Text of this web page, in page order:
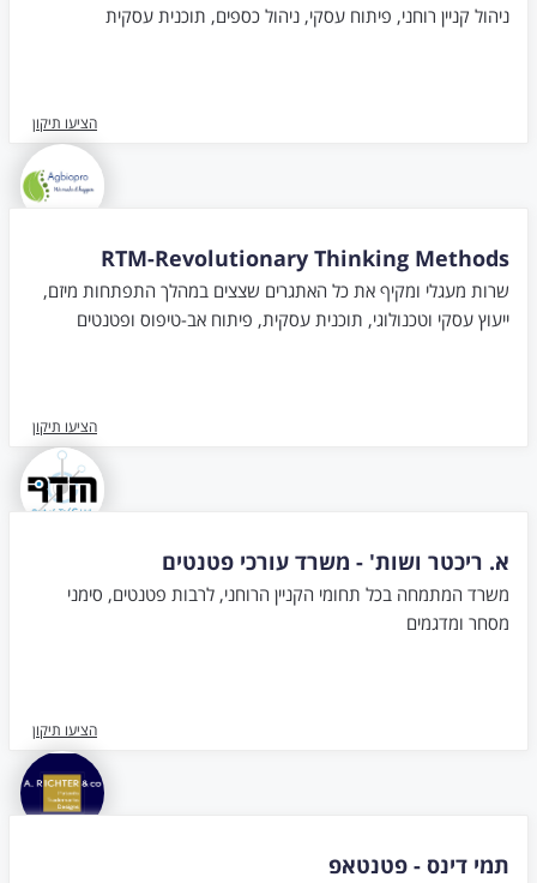
ניהול קניין רוחני, פיתוח עסקי, ניהול כספים, תוכנית עסקית
הציעו תיקון
RTM-Revolutionary Thinking Methods
שרות מעגלי ומקיף את כל האתגרים שצצים במהלך התפתחות מיזם,
ייעוץ עסקי וטכנולוגי, תוכנית עסקית, פיתוח אב-טיפוס ופטנטים
הציעו תיקון
א. ריכטר ושות' - משרד עורכי פטנטים
משרד המתמחה בכל תחומי הקניין הרוחני, לרבות פטנטים, סימני
מסחר ומדגמים
הציעו תיקון
תמי דינס - פטנטאפ